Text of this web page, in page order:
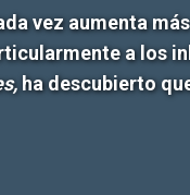
vez aumenta
a los
ha descubierto